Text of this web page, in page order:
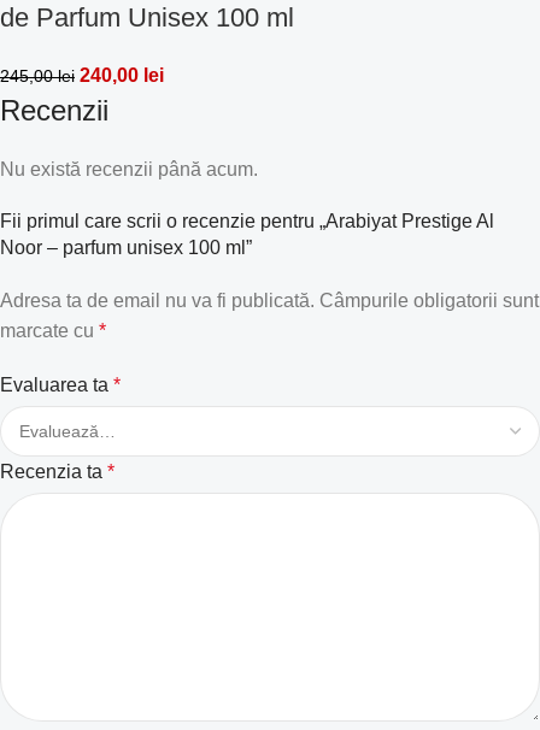
de Parfum Unisex 100 ml
245,00lei 240,00 lei
Recenzii
Nu există recenzii până acum.
Fii primul care scrii o recenzie pentru „Arabiyat Prestige Al
Noor – parfum unisex 100 ml”
Adresa ta de email nu va fi publicată. Câmpurile obligatorii sunt
marcate cu *
Evaluarea ta *
Recenzia ta *